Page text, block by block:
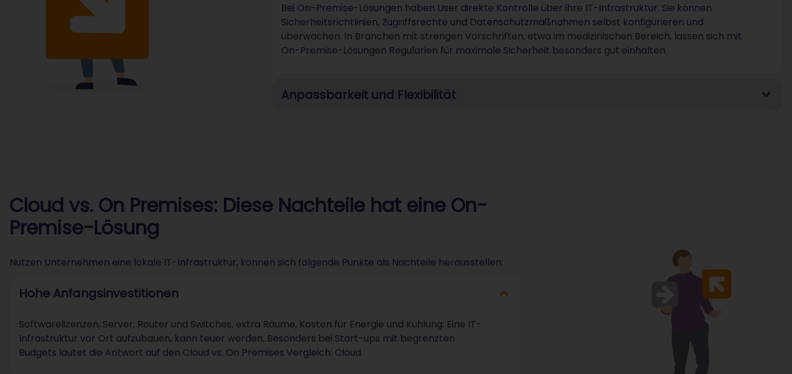
Bei On-Premise-Lösungen haben User direkte Kontrolle über ihre IT-Infrastruktur. Sie können
Sicherheitsrichtlinien, Zugriffsrechte und Datenschutzmaßnahmen selbst konfigurieren und
überwachen. In Branchen mit strengen Vorschriften, etwa im medizinischen Bereich, lassen sich mit
On-Premise-Lösungen Regularien für maximale Sicherheit besonders gut einhalten.
Anpassbarkeit und Flexibilität
Cloud vs. On Premises: Diese Nachteile hat eine On-
Premise-Lösung
Nutzen Unternehmen eine lokale IT-Infrastruktur, können sich folgende Punkte als Nachteile herausstellen:
Hohe Anfangsinvestitionen
Softwarelizenzen, Server, Router und Switches, extra Räume, Kosten für Energie und Kühlung: Eine IT-
Infrastruktur vor Ort aufzubauen, kann teuer werden. Besonders bei Start-ups mit begrenzten
Budgets lautet die Antwort auf den Cloud vs. On Premises Vergleich: Cloud.